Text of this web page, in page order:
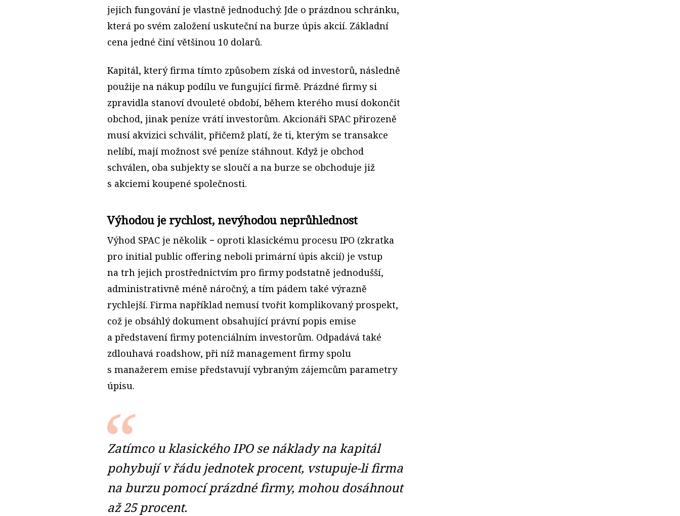
jejich fungování je vlastně jednoduchý. Jde o prázdnou schránku,
která po svém založení uskuteční na burze úpis akcií. Základní
cena jedné činí většinou 10 dolarů.
Kapitál, který firma tímto způsobem získá od investorů, následně
použije na nákup podílu ve fungující firmě. Prázdné firmy si
zpravidla stanoví dvouleté období, během kterého musí dokončit
obchod, jinak peníze vrátí investorům. Akcionáři SPAC přirozeně
musí akvizici schválit, přičemž platí, že ti, kterým se transakce
nelíbí, mají možnost své peníze stáhnout. Když je obchod
schválen, oba subjekty se sloučí a na burze se obchoduje již
s akciemi koupené společnosti.
Výhodou je rychlost, nevýhodou neprůhlednost
Výhod SPAC je několik − oproti klasickému procesu IPO (zkratka
pro initial public offering neboli primární úpis akcií) je vstup
na trh jejich prostřednictvím pro firmy podstatně jednodušší,
administrativně méně náročný, a tím pádem také výrazně
rychlejší. Firma například nemusí tvořit komplikovaný prospekt,
což je obsáhlý dokument obsahující právní popis emise
a představení firmy potenciálním investorům. Odpadává také
zdlouhavá roadshow, při níž management firmy spolu
s manažerem emise představují vybraným zájemcům parametry
úpisu.
Zatímco u klasického IPO se náklady na kapitál
pohybují v řádu jednotek procent, vstupuje-li firma
na burzu pomocí prázdné firmy, mohou dosáhnout
až 25 procent.